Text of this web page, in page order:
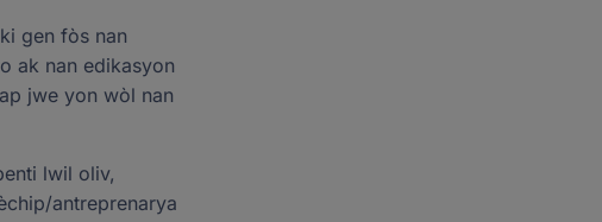
gen fòs nan
ak nan edikasyon
jwe yon wòl nan
lwil oliv,
antreprenarya